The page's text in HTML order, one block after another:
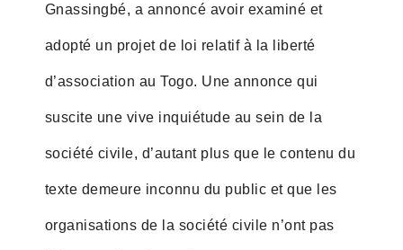
Gnassingbé, a annoncé avoir examiné et
adopté un projet de loi relatif à la liberté
d’association au Togo. Une annonce qui
suscite une vive inquiétude au sein de la
société civile, d’autant plus que le contenu du
texte demeure inconnu du public et que les
organisations de la société civile n’ont pas